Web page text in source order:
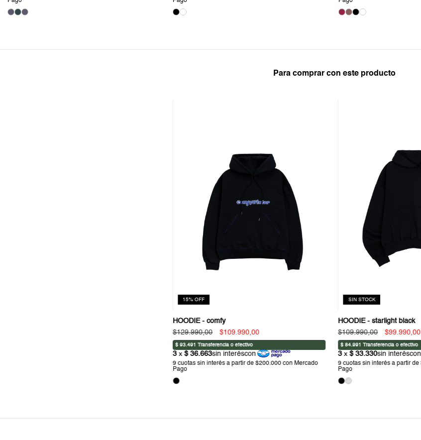
Para comprar con este producto
15%OFF
HOODIE - comfy
$129.990,00
$109.990,00
SIN STOCK
HOODIE - starlight black
$109.990,00
$99.990,00